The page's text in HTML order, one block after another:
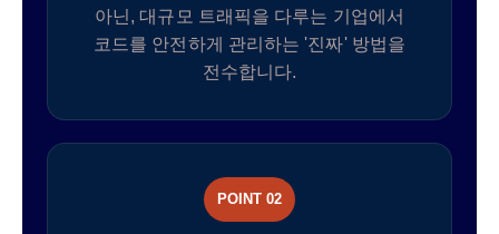
아닌, 대규모 트래픽을 다루는 기업에서
코드를 안전하게 관리하는 '진짜' 방법을
전수합니다.
POINT 02